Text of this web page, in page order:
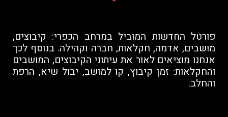
פורטל החדשות המוביל במרחב הכפרי: קיבוצים,
מושבים, אדמה, חקלאות, חברה וקהילה. בנוסף לכך
אנחנו מוציאים לאור את עיתוני הקיבוצים, המושבים
והחקלאות: זמן קיבוץ, קו למושב, יבול שיא, הרפת
והחלב.